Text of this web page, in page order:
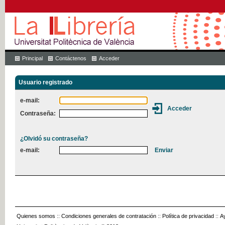
Principal Contáctenos Acceder
Usuario registrado
e-mail:
Contraseña:
¿Olvidó su contraseña?
e-mail:
Quienes somos :: Condiciones generales de contratación :: Política de privacidad ::